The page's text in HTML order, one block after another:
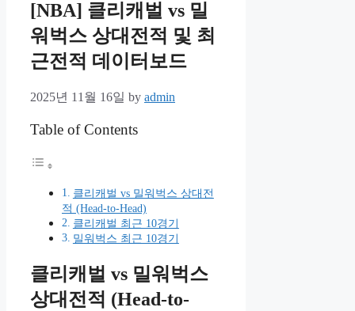
[NBA] 클리캐벌 vs 밀
워벅스 상대전적 및 최
근전적 데이터보드
2025년 11월 16일 by admin
Table of Contents
클리캐벌 vs 밀워벅스 상대전
적 (Head-to-Head)
클리캐벌 최근 10경기
밀워벅스 최근 10경기
클리캐벌 vs 밀워벅스
상대전적 (Head-to-